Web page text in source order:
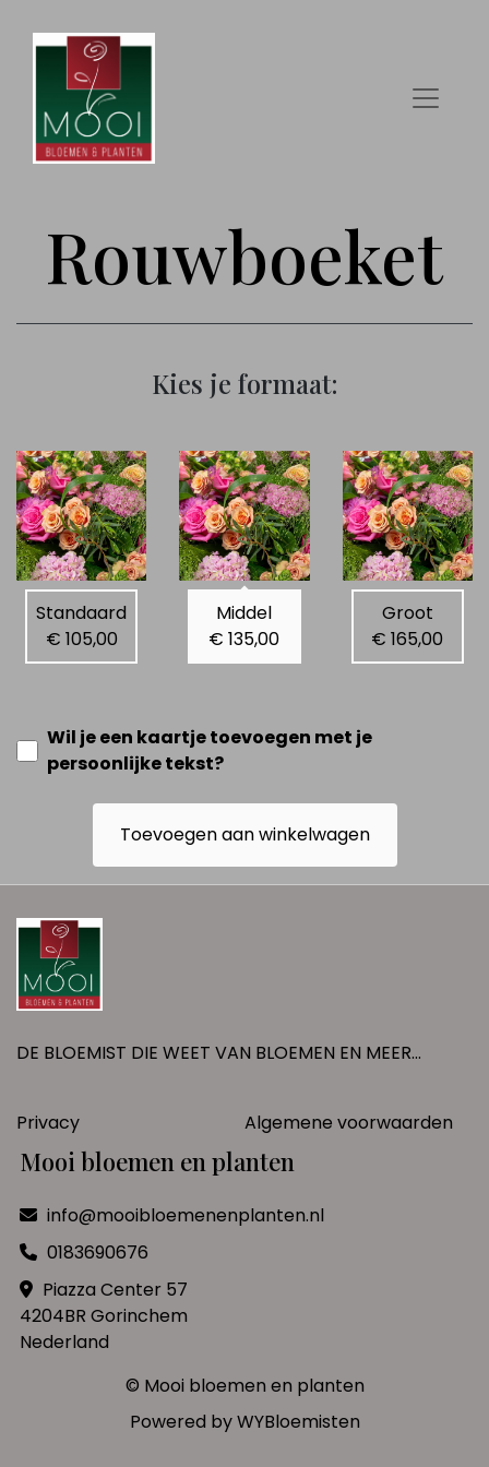
Rouwboeket
Kies je formaat:
Standaard
€ 105,00
Middel
€ 135,00
Groot
€ 165,00
Wil je een kaartje toevoegen met je
persoonlijke tekst?
Toevoegen aan winkelwagen
DE BLOEMIST DIE WEET VAN BLOEMEN EN MEER...
Privacy Algemene voorwaarden
Mooi bloemen en planten
info@mooibloemenenplanten.nl
0183690676
Piazza Center 57
4204BR Gorinchem
Nederland
© Mooi bloemen en planten
Powered byWYBloemisten